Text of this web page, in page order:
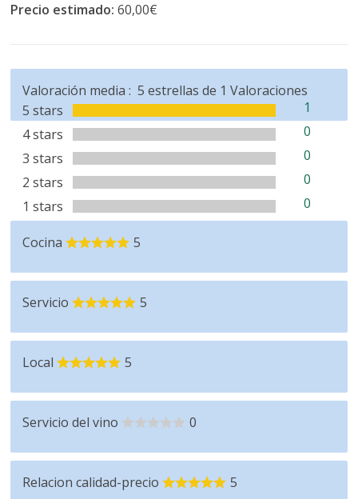
Precio estimado:60,00€
Valoración media :
5 stars
1
4 stars
0
3 stars
0
2 stars
0
1 stars
0
5 estrellas de 1 Valoraciones
Cocina 5
Servicio 5
Local 5
Servicio del vino 0
Relacion calidad-precio 5